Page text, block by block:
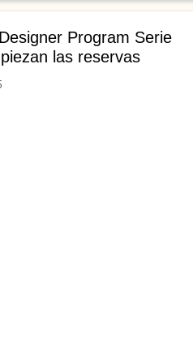
Program Serie
las reservas